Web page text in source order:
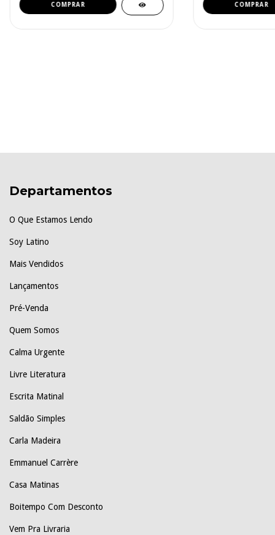
Departamentos
O Que Estamos Lendo
Soy Latino
Mais Vendidos
Lançamentos
Pré-Venda
Quem Somos
Calma Urgente
Livre Literatura
Escrita Matinal
Saldão Simples
Carla Madeira
Emmanuel Carrère
Casa Matinas
Boitempo Com Desconto
Vem Pra Livraria